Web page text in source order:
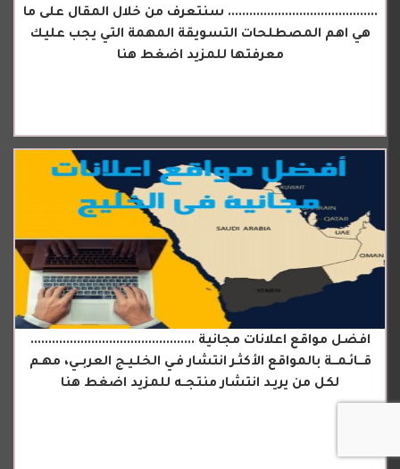
.......................................... سنتعرف من خلال المقال على ما
هي اهم المصطلحات التسويقة المهمة التي يجب عليك
معرفتها للمزيد اضغط هنا
افضل مواقع اعلانات مجانية ..............................................
قـــائـمـــة بالمواقع الأكثـر انتشار فـي الخلـيـج العربــي، مهـم
لكل من يريـد انتشار منتجــه للمزيد اضغط هنا